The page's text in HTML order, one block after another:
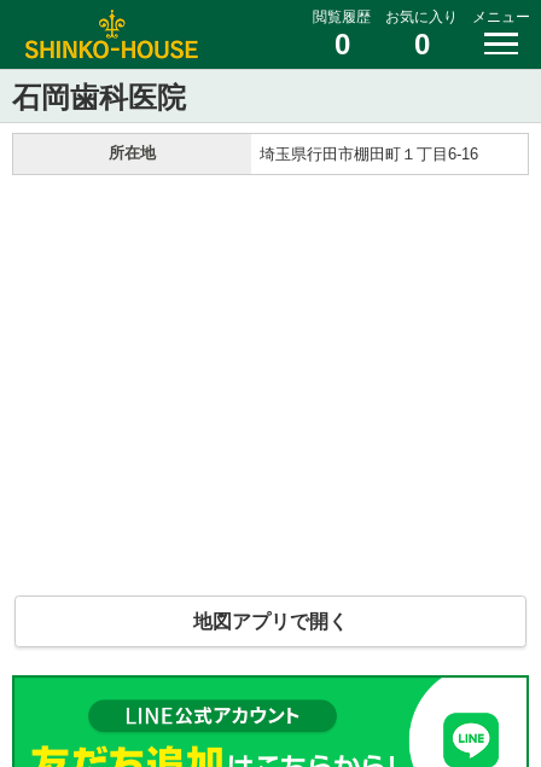
閲覧履歴
0
お気に入り
0
メニュー
石岡歯科医院
所在地 埼玉県行田市棚田町１丁目6-16
地図アプリで開く